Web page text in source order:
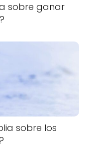
sobre ganar
sobre los